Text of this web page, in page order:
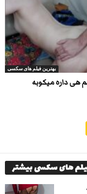
بهترین فیلم های سکسی
هی داره میکوبه
های سکسی بیشتر